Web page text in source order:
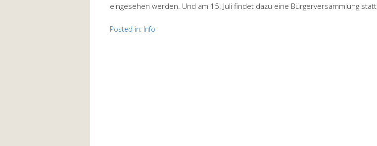
eingesehen werden. Und am 15. Juli findet dazu eine Bürgerversammlung statt.
Posted in: Info